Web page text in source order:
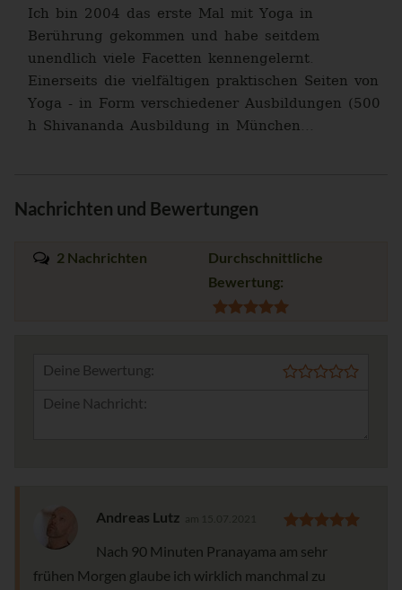
Ich bin 2004 das erste Mal mit Yoga in
Berührung gekommen und habe seitdem
unendlich viele Facetten kennengelernt.
Einerseits die vielfältigen praktischen Seiten von
Yoga - in Form verschiedener Ausbildungen (500
h Shivananda Ausbildung in München...
Nachrichten und Bewertungen
2 Nachrichten
Durchschnittliche
Bewertung:
Deine Bewertung:
Andreas Lutz
Nach 90 Minuten Pranayama am sehr
frühen Morgen glaube ich wirklich manchmal zu